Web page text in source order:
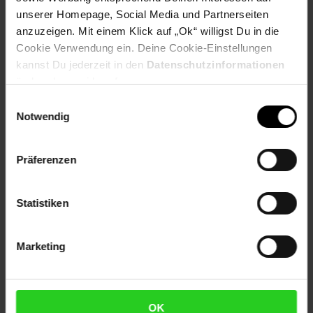
unserer Homepage, Social Media und Partnerseiten
anzuzeigen. Mit einem Klick auf „Ok“ willigst Du in die
Cookie Verwendung ein. Deine Cookie-Einstellungen
kannst Du jederzeit in den Datenschutzinformationen
ändern bzw. widerrufen.
Notwendig
Präferenzen
Statistiken
Marketing
OK
Versandinformationen
Herstellerinformationen
Fußzeile
Weitere Online-Angebote
Netto Reisen Weinwelt
Karriere